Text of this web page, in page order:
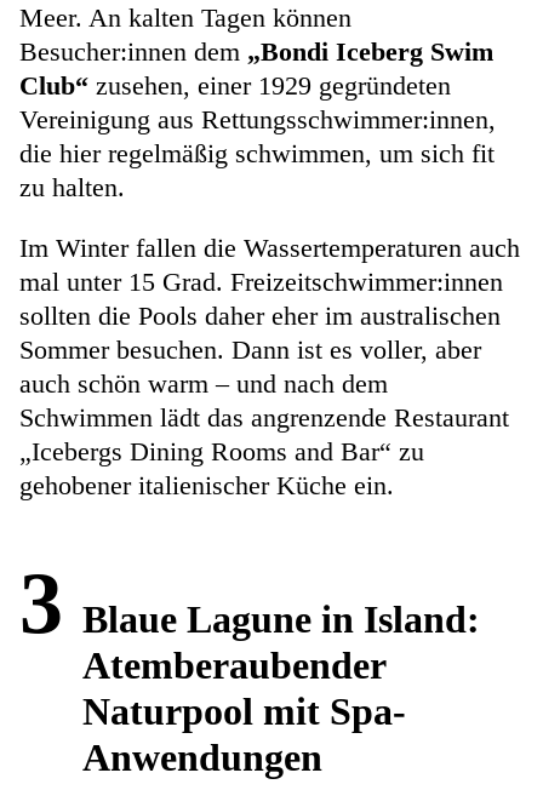
Meer. An kalten Tagen können
Besucher:innen dem „Bondi Iceberg Swim
Club“ zusehen, einer 1929 gegründeten
Vereinigung aus Rettungsschwimmer:innen,
die hier regelmäßig schwimmen, um sich fit
zu halten.
Im Winter fallen die Wassertemperaturen auch
mal unter 15 Grad. Freizeitschwimmer:innen
sollten die Pools daher eher im australischen
Sommer besuchen. Dann ist es voller, aber
auch schön warm – und nach dem
Schwimmen lädt das angrenzende Restaurant
„Icebergs Dining Rooms and Bar“ zu
gehobener italienischer Küche ein.
3 Blaue Lagune in Island:
Atemberaubender
Naturpool mit Spa-
Anwendungen